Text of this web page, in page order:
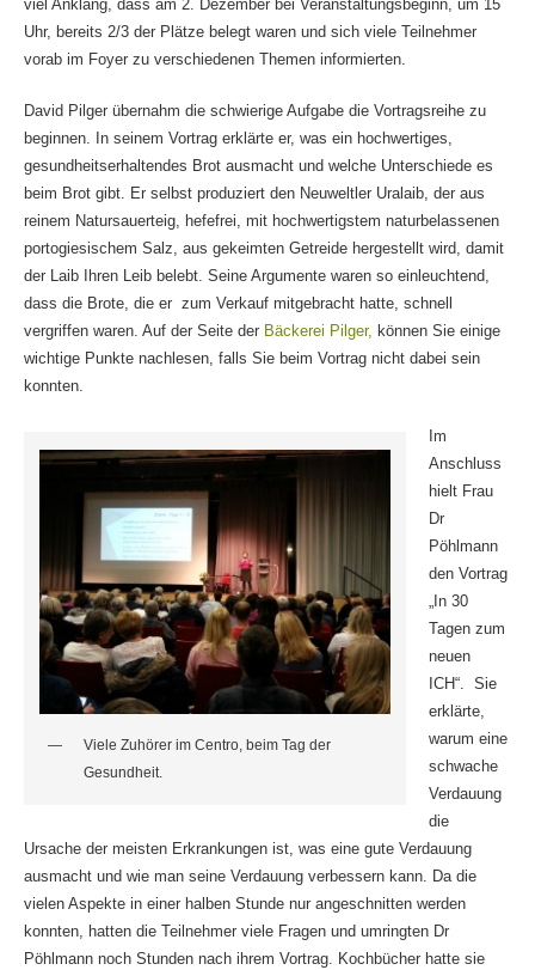
viel Anklang, dass am 2. Dezember bei Veranstaltungsbeginn, um 15
Uhr, bereits 2/3 der Plätze belegt waren und sich viele Teilnehmer
vorab im Foyer zu verschiedenen Themen informierten.
David Pilger übernahm die schwierige Aufgabe die Vortragsreihe zu
beginnen. In seinem Vortrag erklärte er, was ein hochwertiges,
gesundheitserhaltendes Brot ausmacht und welche Unterschiede es
beim Brot gibt. Er selbst produziert den Neuweltler Uralaib, der aus
reinem Natursauerteig, hefefrei, mit hochwertigstem naturbelassenen
portogiesischem Salz, aus gekeimten Getreide hergestellt wird, damit
der Laib Ihren Leib belebt. Seine Argumente waren so einleuchtend,
dass die Brote, die er zum Verkauf mitgebracht hatte, schnell
vergriffen waren. Auf der Seite der Bäckerei Pilger, können Sie einige
wichtige Punkte nachlesen, falls Sie beim Vortrag nicht dabei sein
konnten.
Viele Zuhörer im Centro, beim Tag der
Gesundheit.
Im
Anschluss
hielt Frau
Dr
Pöhlmann
den Vortrag
„In 30
Tagen zum
neuen
ICH“. Sie
erklärte,
warum eine
schwache
Verdauung
die
Ursache der meisten Erkrankungen ist, was eine gute Verdauung
ausmacht und wie man seine Verdauung verbessern kann. Da die
vielen Aspekte in einer halben Stunde nur angeschnitten werden
konnten, hatten die Teilnehmer viele Fragen und umringten Dr
Pöhlmann noch Stunden nach ihrem Vortrag. Kochbücher hatte sie